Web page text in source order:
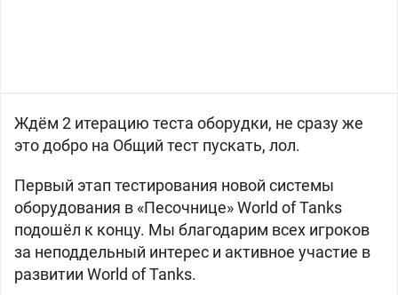
Ждём 2 итерацию теста оборудки, не сразу же
это добро на Общий тест пускать, лол.
Первый этап тестирования новой системы
оборудования в «Песочнице» World of Tanks
подошёл к концу. Мы благодарим всех игроков
за неподдельный интерес и активное участие в
развитии World of Tanks.